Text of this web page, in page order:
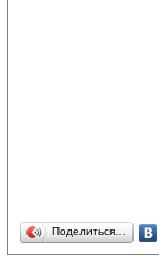
Поделиться…